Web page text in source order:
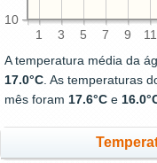
1 3 5 7 9 11
10
A temperatura média da
17.0°C . As temperaturas
mês foram 17.6°C e